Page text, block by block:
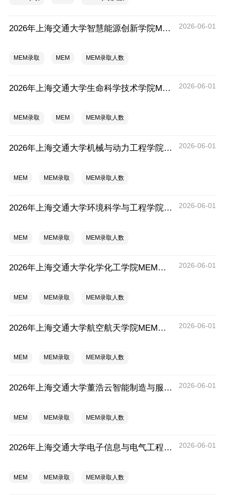
2026年上海交通大学智慧能源创新学院MEM拟录取分析解读 2026-06-01
MEM录取 MEM MEM录取人数
2026年上海交通大学生命科学技术学院MEM拟录取分析解读 2026-06-01
MEM录取 MEM MEM录取人数
2026年上海交通大学机械与动力工程学院MEM拟录取分析解读 2026-06-01
MEM MEM录取 MEM录取人数
2026年上海交通大学环境科学与工程学院MEM拟录取分析解读 2026-06-01
MEM MEM录取 MEM录取人数
2026年上海交通大学化学化工学院MEM拟录取分析解读 2026-06-01
MEM MEM录取 MEM录取人数
2026年上海交通大学航空航天学院MEM拟录取分析解读 2026-06-01
MEM MEM录取 MEM录取人数
2026年上海交通大学董浩云智能制造与服务管理研究院（中美物流研究院）MEM拟录取分析解读 2026-06-01
MEM MEM录取 MEM录取人数
2026年上海交通大学电子信息与电气工程学院MEM拟录取分析解读 2026-06-01
MEM MEM录取 MEM录取人数